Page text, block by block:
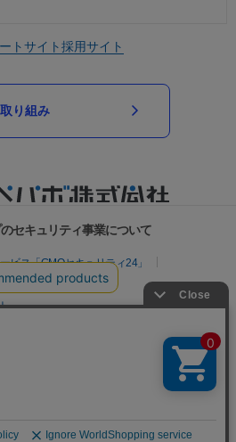
トサイト採用サイト
り組み
セキュリティ事業について
ビス「GMOセキュリティ24」
リスク診断
）